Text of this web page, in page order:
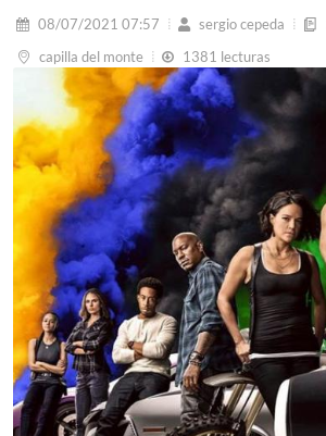
08/07/2021 07:57 sergio cepeda
capilla del monte
1381 lecturas